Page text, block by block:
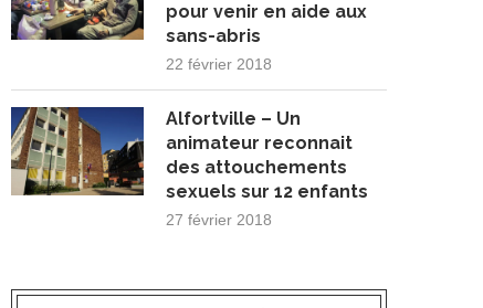
pour venir en aide aux
sans-abris
22 février 2018
Alfortville – Un
animateur reconnait
des attouchements
sexuels sur 12 enfants
27 février 2018